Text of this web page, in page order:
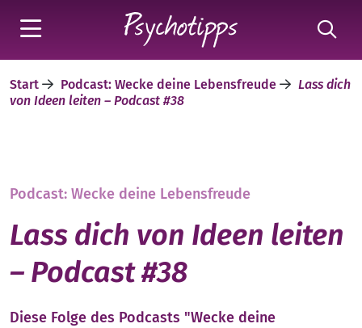
Start Podcast: Wecke deine Lebensfreude
Lass dich
von Ideen leiten – Podcast #38
Podcast: Wecke deine Lebensfreude
Lass dich von Ideen leiten
– Podcast #38
Diese Folge des Podcasts "Wecke deine